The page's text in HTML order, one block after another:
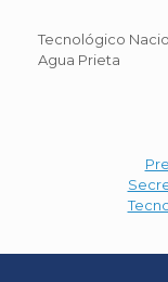
Tecnológico
Agua Prieta